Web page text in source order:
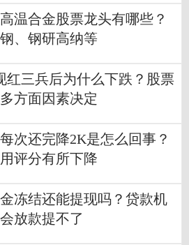
温合金股票龙头有哪些？
、钢研高纳等
红三兵后为什么下跌？股票
方面因素决定
次还完降2K是怎么回事？
评分有所下降
冻结还能提现吗？贷款机
放款提不了